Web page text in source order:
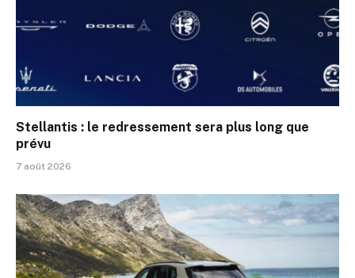
Stellantis : le redressement sera plus long que
prévu
7 août 2026